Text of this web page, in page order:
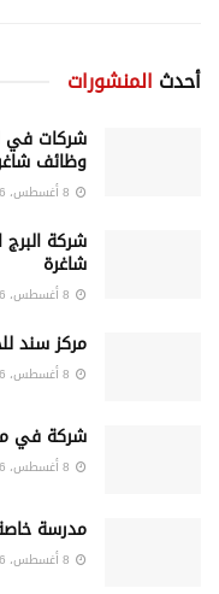
أحدث المنشورات
شركات في
وظائف
شركة البرج
شاغرة
مركز سند
شركة في
مدرسة